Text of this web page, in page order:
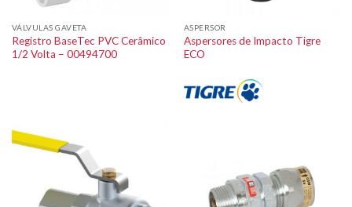
VÁLVULAS GAVETA
Registro BaseTec PVC Cerâmico
1/2 Volta – 00494700
ASPERSOR
Aspersores de Impacto Tigre
ECO